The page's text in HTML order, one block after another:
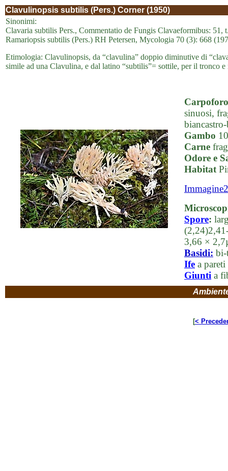
Clavulinopsis subtilis (Pers.) Corner (1950)
Sinonimi:
Clavaria subtilis Pers., Commentatio de Fungis Clavaeformibus: 51,
Ramariopsis subtilis (Pers.) RH Petersen, Mycologia 70 (3): 668
Etimologia: Clavulinopsis, da “clavulina” doppio diminutive di
simile ad una Clavulina, e dal latino “subtilis”= sottile, per il tronco
Carpoforo
sinuosi,
Gambo
Carne
Odore e
Habitat
Immagine2
Spore:
3,66 ×
Basidi: bi-
Ife a
Giunti a
[<